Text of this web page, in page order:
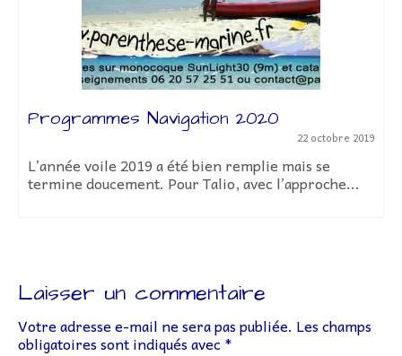
Programmes Navigation 2020
22 octobre 2019
L’année voile 2019 a été bien remplie mais se
termine doucement. Pour Talio, avec l’approche...
Laisser un commentaire
Votre adresse e-mail ne sera pas publiée. Les champs
obligatoires sont indiqués avec *